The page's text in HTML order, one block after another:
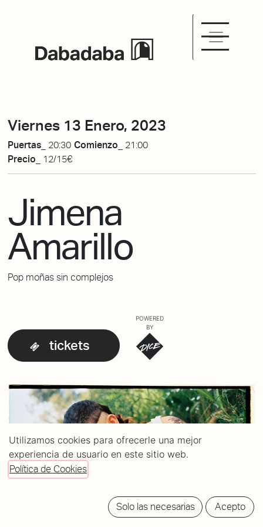
Viernes 13 Enero, 2023
Puertas_ 20:30 Comienzo_ 21:00
Precio_
12/15€
Jimena
Amarillo
Pop moñas sin complejos
tickets
POWERED
BY
Utilizamos cookies para ofrecerle una mejor
experiencia de usuario en este sitio web.
Política de Cookies
Solo las necesarias Acepto